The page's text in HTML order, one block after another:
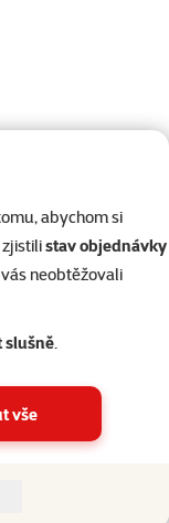
abychom si
stav objednávky
neobtěžovali
slušně.
vše